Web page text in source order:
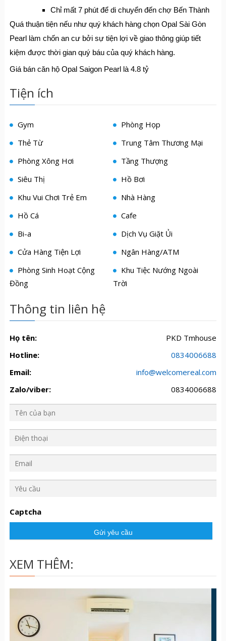
Chỉ mất 7 phút để di chuyển đến chợ Bến Thành​
Quá thuận tiện nếu như quý khách hàng chọn Opal Sài Gòn
Pearl làm chốn an cư bởi sự tiện lợi về giao thông giúp tiết
kiệm được thời gian quý báu của quý khách hàng.
Giá bán căn hộ Opal Saigon Pearl là 4.8 tỷ
Tiện ích
Gym
Phòng Họp
Thẻ Từ
Trung Tâm Thương Mại
Phòng Xông Hơi
Tầng Thượng
Siêu Thị
Hồ Bơi
Khu Vui Chơi Trẻ Em
Nhà Hàng
Hồ Cá
Cafe
Bi-a
Dịch Vụ Giặt Ủi
Cửa Hàng Tiện Lợi
Ngân Hàng/ATM
Phòng Sinh Hoạt Cộng
Đồng
Khu Tiệc Nướng Ngoài
Trời
Thông tin liên hệ
Họ tên:
PKD Tmhouse
Hotline:
0834006688
Email:
info@welcomereal.com
Zalo/viber:
0834006688
c
ầ
Captcha
XEM THÊM: